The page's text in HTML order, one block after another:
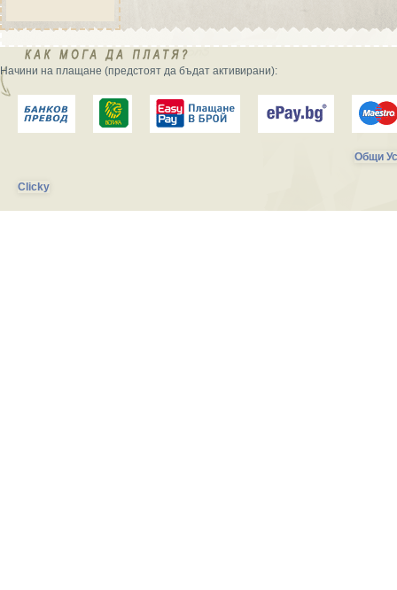
Начини на плащане (предстоят да бъдат активирани):
Общи
Clicky